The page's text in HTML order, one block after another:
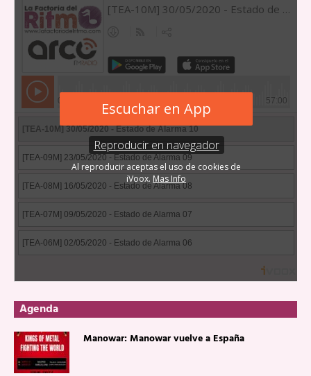
Agenda
Manowar: Manowar vuelve a España